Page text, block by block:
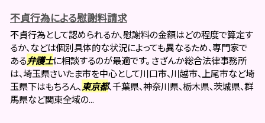
不貞行為による慰謝料請求
不貞行為として認められるか、慰謝料の金額はどの程度で算定す
るか、などは個別具体的な状況によっても異なるため、専門家で
ある弁護士に相談するのが最適です。 さざんか総合法律事務所
は、埼玉県さいたま市を中心として川口市、川越市、上尾市など埼
玉県下はもちろん、 東京都、千葉県、神奈川県、栃木県、茨城県、群
馬県など関東全域の...